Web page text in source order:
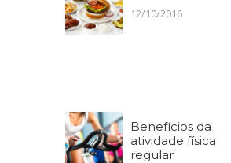
12/10/2016
Benefícios da
atividade física
regular